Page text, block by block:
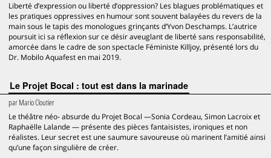
Liberté d’expression ou liberté d’oppression? Les blagues problématiques et
les pratiques oppressives en humour sont souvent balayées du revers de la
main sous le tapis des monologues grinçants d’Yvon Deschamps. L’autrice
poursuit ici sa réflexion sur ce désir aveuglant de liberté sans responsabilité,
amorcée dans le cadre de son spectacle Féministe Killjoy, présenté lors du
Dr. Mobilo Aquafest en mai 2019.
Le Projet Bocal : tout est dans la marinade
parMario Cloutier
Le théâtre néo- absurde du Projet Bocal —Sonia Cordeau, Simon Lacroix et
Raphaëlle Lalande — présente des pièces fantaisistes, ironiques et non
réalistes. Leur secret est une saumure savoureuse où marinent l’amitié ainsi
qu’une façon singulière de créer.